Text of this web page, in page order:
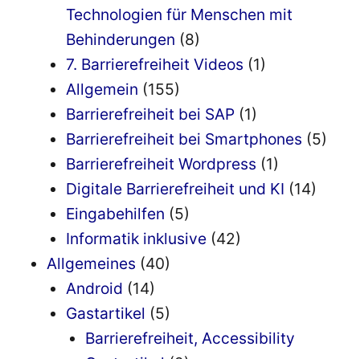
Technologien für Menschen mit
Behinderungen (8)
7. Barrierefreiheit Videos (1)
Allgemein (155)
Barrierefreiheit bei SAP (1)
Barrierefreiheit bei Smartphones (5)
Barrierefreiheit Wordpress (1)
Digitale Barrierefreiheit und KI (14)
Eingabehilfen (5)
Informatik inklusive (42)
Allgemeines (40)
Android (14)
Gastartikel (5)
Barrierefreiheit, Accessibility